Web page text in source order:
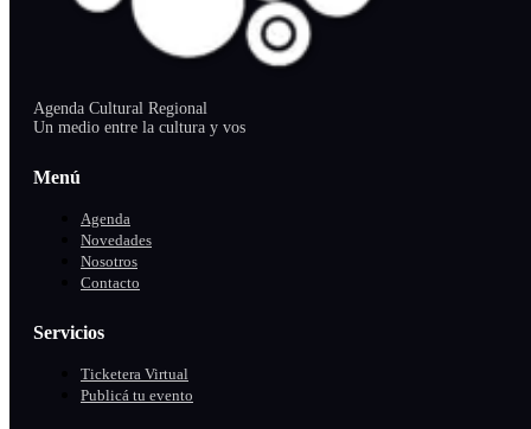
Agenda Cultural Regional
Un medio entre la cultura y vos
Menú
Agenda
Novedades
Nosotros
Contacto
Servicios
Ticketera Virtual
Publicá tu evento